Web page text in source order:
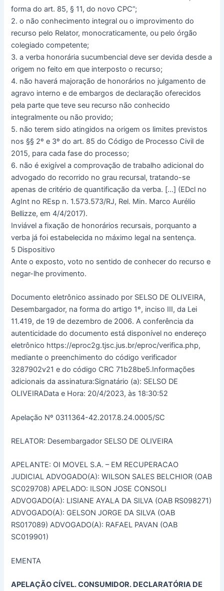
forma do art. 85, § 11, do novo CPC”;
2. o não conhecimento integral ou o improvimento do
recurso pelo Relator, monocraticamente, ou pelo órgão
colegiado competente;
3. a verba honorária sucumbencial deve ser devida desde a
origem no feito em que interposto o recurso;
4. não haverá majoração de honorários no julgamento de
agravo interno e de embargos de declaração oferecidos
pela parte que teve seu recurso não conhecido
integralmente ou não provido;
5. não terem sido atingidos na origem os limites previstos
nos §§ 2º e 3º do art. 85 do Código de Processo Civil de
2015, para cada fase do processo;
6. não é exigível a comprovação de trabalho adicional do
advogado do recorrido no grau recursal, tratando-se
apenas de critério de quantificação da verba. […] (EDcl no
AgInt no REsp n. 1.573.573/RJ, Rel. Min. Marco Aurélio
Bellizze, em 4/4/2017).
Inviável a fixação de honorários recursais, porquanto a
verba já foi estabelecida no máximo legal na sentença.
5 Dispositivo
Ante o exposto, voto no sentido de conhecer do recurso e
negar-lhe provimento.
Documento eletrônico assinado por SELSO DE OLIVEIRA,
Desembargador, na forma do artigo 1º, inciso III, da Lei
11.419, de 19 de dezembro de 2006. A conferência da
autenticidade do documento está disponível no endereço
eletrônico https://eproc2g.tjsc.jus.br/eproc/verifica.php,
mediante o preenchimento do código verificador
3287902v21 e do código CRC 71b28be5.Informações
adicionais da assinatura:Signatário (a): SELSO DE
OLIVEIRAData e Hora: 20/4/2023, às 18:30:52
Apelação Nº 0311364-42.2017.8.24.0005/SC
RELATOR: Desembargador SELSO DE OLIVEIRA
APELANTE: OI MOVEL S.A. – EM RECUPERACAO
JUDICIAL ADVOGADO(A): WILSON SALES BELCHIOR (OAB
SC029708) APELADO: ILSON JOSE CONSOLI
ADVOGADO(A): LISIANE AYALA DA SILVA (OAB RS098271)
ADVOGADO(A): GELSON JORGE DA SILVA (OAB
RS017089) ADVOGADO(A): RAFAEL PAVAN (OAB
SC019901)
EMENTA
APELAÇÃO CÍVEL. CONSUMIDOR. DECLARATÓRIA DE